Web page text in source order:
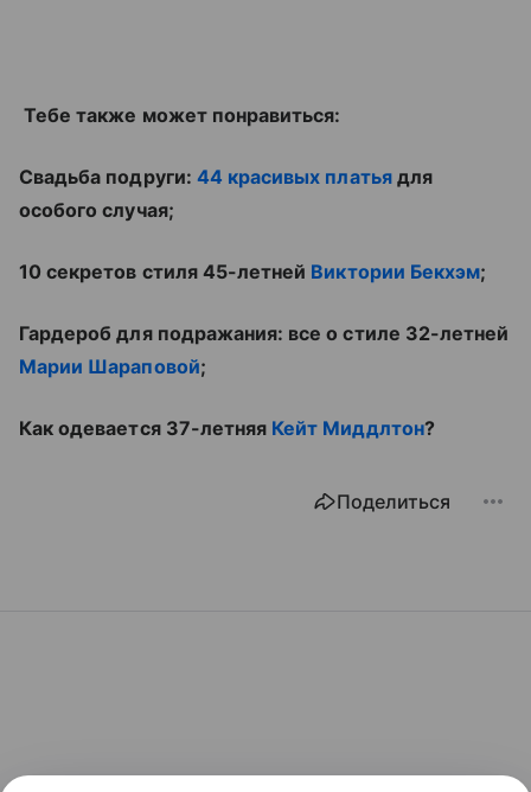
Тебе также может понравиться:
Свадьба подруги: 44 красивых платьядля
особого случая;
10 секретов стиля 45-летней Виктории Бекхэм;
Гардероб для подражания: все о стиле 32-летней
Марии Шараповой;
Как одевается 37-летняя Кейт Миддлтон?
Поделиться